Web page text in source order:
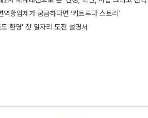
역항암제가 궁금하다면 ‘키트루다 스토리’
환영’ 첫 일자리 도전 설명서